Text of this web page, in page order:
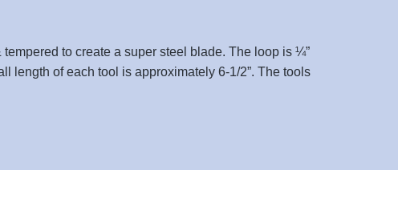
to create a super steel blade. The loop is ¼”
length of each tool is approximately 6-1/2”. The tools